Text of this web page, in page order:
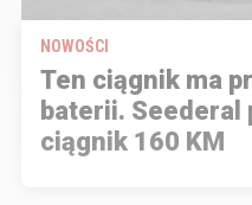
NOWOŚCI
Ten ciągnik ma
baterii. Seederal
ciągnik 160 KM